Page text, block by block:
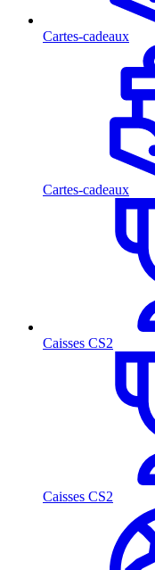
Cartes-cadeaux
Cartes-cadeaux
Caisses CS2
Caisses CS2